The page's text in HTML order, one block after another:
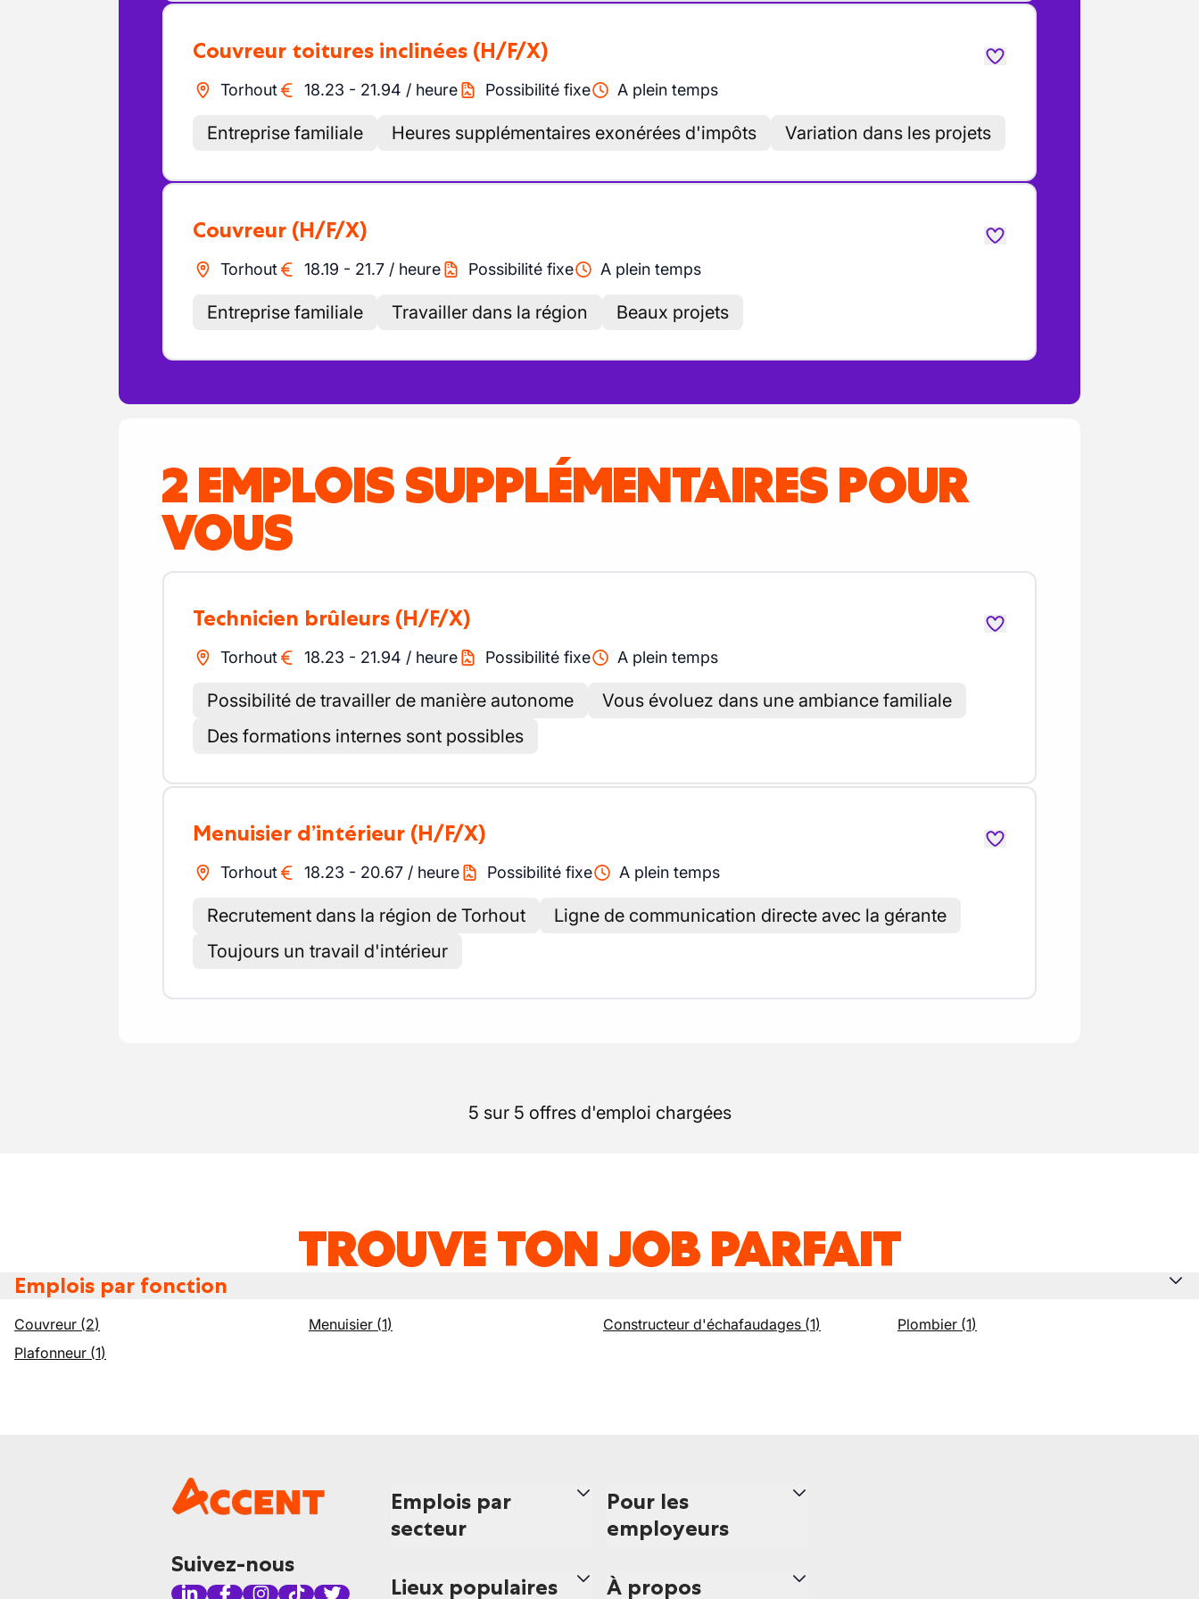
Couvreur toitures inclinées (H/F/X)
Torhout 18.23 - 21.94 / heure Possibilité fixe A plein temps
Entreprise familiale Heures supplémentaires exonérées d'impôts Variation dans les projets
Couvreur (H/F/X)
Torhout 18.19 - 21.7 / heure Possibilité fixe A plein temps
Entreprise familiale Travailler dans la région Beaux projets
2 EMPLOIS SUPPLÉMENTAIRES POUR
VOUS
Technicien brûleurs (H/F/X)
Torhout 18.23 - 21.94 / heure Possibilité fixe A plein temps
Possibilité de travailler de manière autonome
Vous évoluez dans une ambiance familiale
Des formations internes sont possibles
Menuisier d’intérieur (H/F/X)
Torhout 18.23 - 20.67 / heure Possibilité fixe A plein temps
Recrutement dans la région de Torhout
Ligne de communication directe avec la gérante
Toujours un travail d'intérieur
5 sur 5 offres d'emploi chargées
TROUVE TON JOB PARFAIT
Emplois par fonction
Couvreur (2) Menuisier (1) Constructeur d'échafaudages (1) Plombier (1)
Plafonneur (1)
Suivez-nous
Emplois par
secteur
Lieux populaires
Pour les
employeurs
À propos